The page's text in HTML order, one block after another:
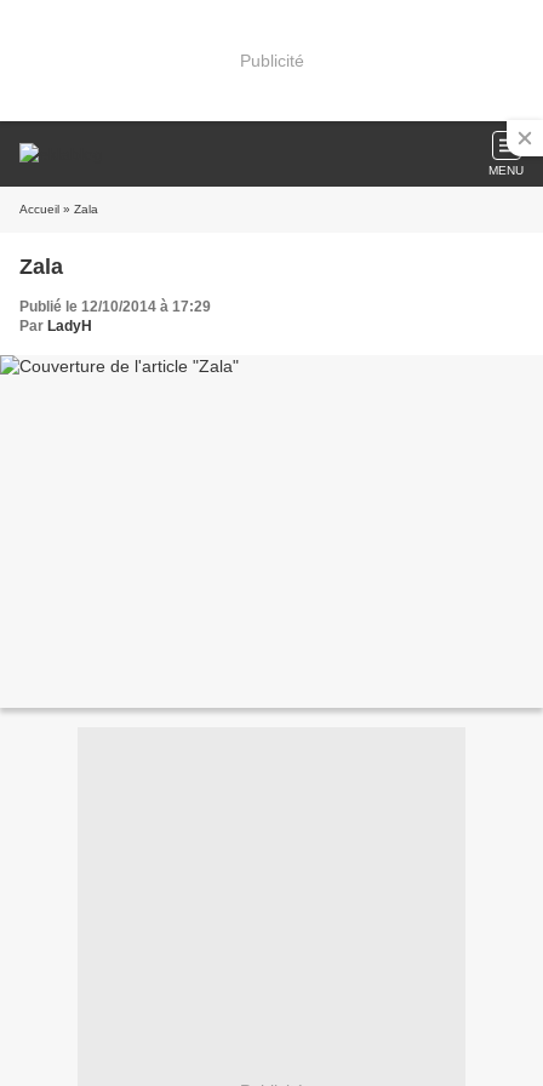
Publicité
MENU
Accueil » Zala
Zala
Publié le 12/10/2014 à 17:29
Par LadyH